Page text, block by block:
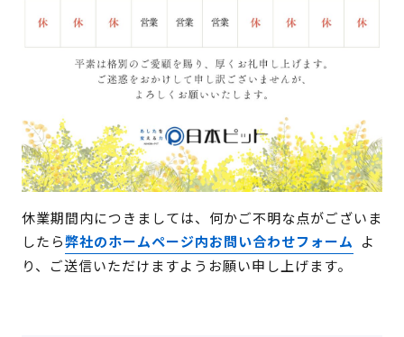
休業期間内につきましては、何かご不明な点がございま
したら弊社のホームページ内お問い合わせフォーム よ
り、ご送信いただけますようお願い申し上げます。